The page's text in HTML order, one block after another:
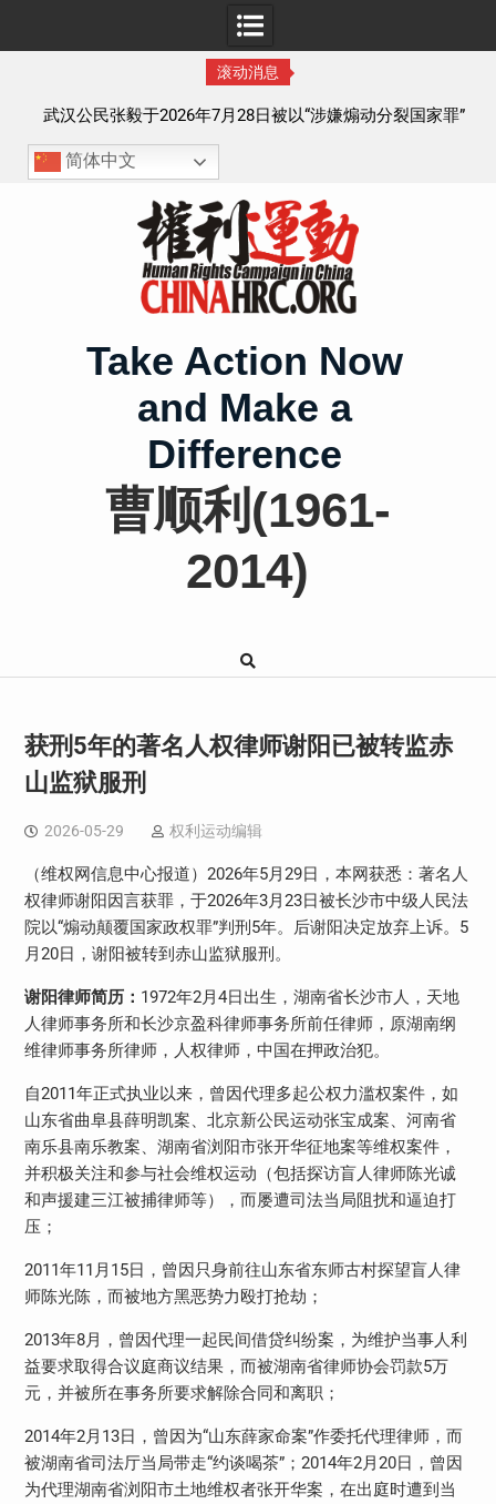
滚动消息
武汉公民张毅于2026年7月28日被以“涉嫌煽动分裂国家罪”
执行逮捕 目前羁押在拉萨市看守所
简体中文
Take Action Now
and Make a
Difference
曹顺利(1961-
2014)
获刑5年的著名人权律师谢阳已被转监赤
山监狱服刑
2026-05-29 权利运动编辑
（维权网信息中心报道） 2026年5月29日，本网获悉：著名人
权律师谢阳因言获罪，于2026年3月23日被长沙市中级人民法
院以“煽动颠覆国家政权罪”判刑 5年。后谢阳决定放弃上诉。 5
月20日，谢阳被转到赤山监狱服刑。
谢阳律师简历： 1972年2月4日出生，湖南省长沙市人，天地
人律师事务所和长沙京盈科律师事务所前任律师，原湖南纲
维律师事务所律师，人权律师，中国在押政治犯。
自2011年正式执业以来，曾因代理多起公权力滥权案件，如
山东省曲阜县薛明凯案、北京新公民运动张宝成案、河南省
南乐县南乐教案、湖南省浏阳市张开华征地案等维权案件，
并积极关注和参与社会维权运动（包括探访盲人律师陈光诚
和声援建三江被捕律师等），而屡遭司法当局阻扰和逼迫打
压；
2011年11 月 15日，曾因只身前往山东省东师古村探望盲人律
师陈光陈，而被地方黑恶势力殴打抢劫；
2013年8月，曾因代理一起民间借贷纠纷案，为维护当事人利
益要求取得合议庭商议结果，而被湖南省律师协会罚款5万
元，并被所在事务所要求解除合同和离职；
2014年2月 13日，曾因为“山东薛家命案”作委托代理律师，而
被湖南省司法厅当局带走“约谈喝茶”； 2014年2月20日，曾因
为代理湖南省浏阳市土地维权者张开华案，在出庭时遭到当